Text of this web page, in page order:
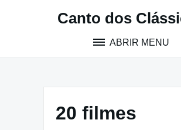
Canto dos
ABRIR MENU
20 filmes